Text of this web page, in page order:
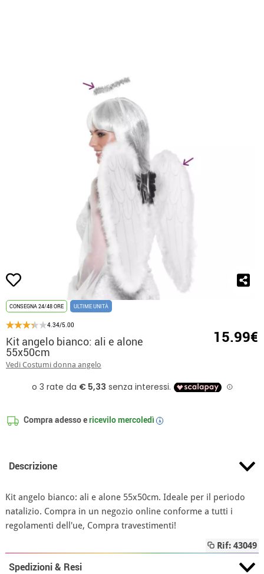
CONSEGNA 24/48 ORE ULTIME UNITÀ
4.34/5.00
Kit angelo bianco: ali e alone
55x50cm
Vedi Costumi donna angelo
15.99€
Compra adesso ericevilomercoledì i
Descrizione
Kit angelo bianco: ali e alone 55x50cm. Ideale per il periodo
natalizio. Compra in un negozio online conforme a tutti i
regolamenti dell'ue, Compra travestimenti!
Rif: 43049
Spedizioni & Resi